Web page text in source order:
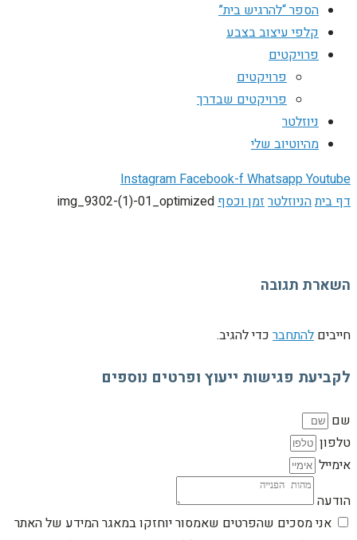
הספר “להרגיש בית”
קלפי עיצוב בצבע
פרויקטים
פרויקטים
פרויקטים שבדרך
ניוזלטר
מהיוטיוב שלי
InstagramFacebook-fWhatsappYoutube
דף ביתהניוזלטרזמן וכסףimg_9302-(1)-01_optimized
השארת תגובה
חייבים להתחבר כדי להגיב.
לקביעת פגישות ייעוץ ופרטים נוספים
שם
טלפון
אימייל
הודעה
אני מסכים שהפרטים שאמסור יוחזקו במאגר המידע של האתר